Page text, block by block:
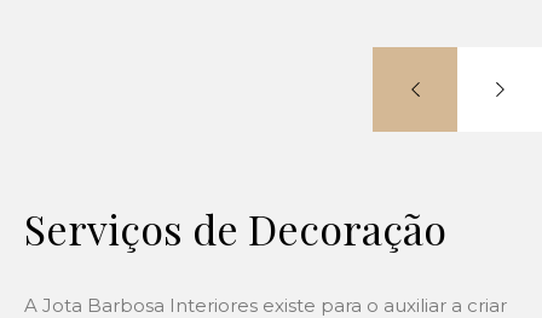
Serviços de Decoração
A Jota Barbosa Interiores existe para o auxiliar a criar